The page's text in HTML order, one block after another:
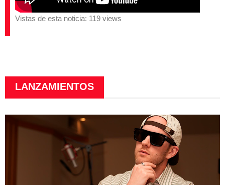
Vistas de esta noticia: 119 views
LANZAMIENTOS